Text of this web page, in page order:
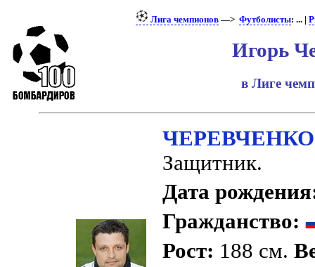
Лига чемпионов—> Футболисты: ... |
Игорь
в Лиге
ЧЕРЕВЧЕНКО
Защитник.
Дата
Гражданство:
Рост: 188 см.